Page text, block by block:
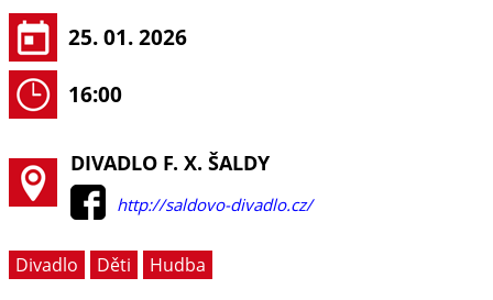
Pořadatelé
25. 01. 2026
16:00
DIVADLO F. X. ŠALDY
http://saldovo-divadlo.cz/
Divadlo Děti
Hudba